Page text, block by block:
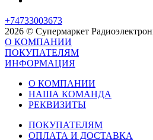
+74733003673
2026 © Супермаркет
О КОМПАНИИ
ПОКУПАТЕЛЯМ
ИНФОРМАЦИЯ
О КОМПАНИИ
НАША КОМАНДА
РЕКВИЗИТЫ
ПОКУПАТЕЛЯМ
ОПЛАТА И ДОСТАВКА